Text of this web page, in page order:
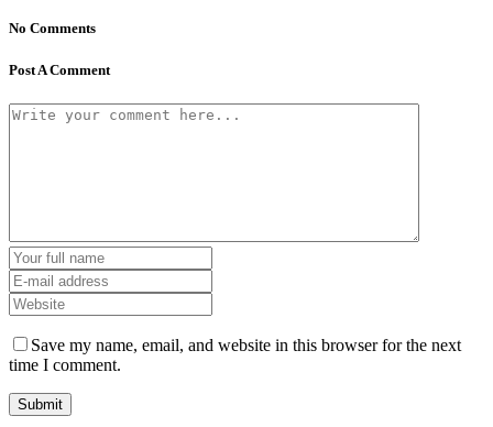
No Comments
Post A Comment
Save my name, email, and website in this browser for the next
time I comment.